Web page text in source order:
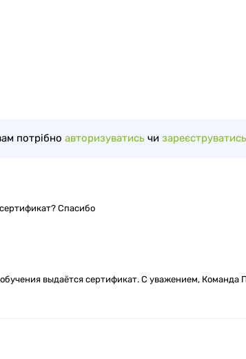
потрібно авторизуватись чи зареєструватись
Спасибо
выдаётся сертификат. С уважением,